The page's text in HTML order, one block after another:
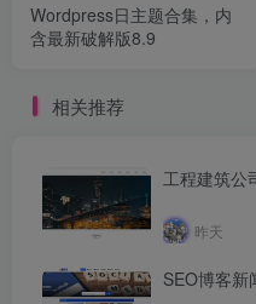
Wordpress日主题合集，内
含最新破解版8.9
相关推荐
工程建筑公
昨天
SEO博客新